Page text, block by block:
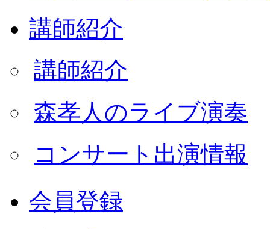
講師紹介
講師紹介
森孝人のライブ演奏
コンサート出演情報
会員登録